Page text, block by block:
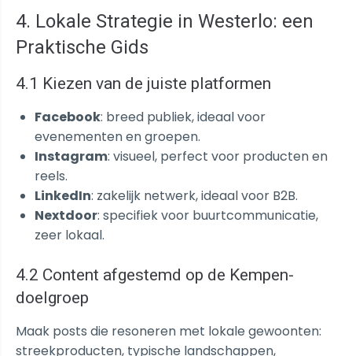
4. Lokale Strategie in Westerlo: een
Praktische Gids
4.1 Kiezen van de juiste platformen
Facebook: breed publiek, ideaal voor
evenementen en groepen.
Instagram: visueel, perfect voor producten en
reels.
LinkedIn: zakelijk netwerk, ideaal voor B2B.
Nextdoor: specifiek voor buurtcommunicatie,
zeer lokaal.
4.2 Content afgestemd op de Kempen-
doelgroep
Maak posts die resoneren met lokale gewoonten:
streekproducten, typische landschappen,